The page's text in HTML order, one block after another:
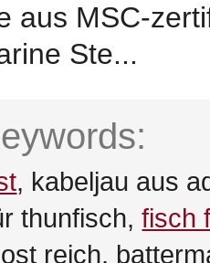
aus MSC-
Ste...
, kabeljau aus
thunfisch,fisch
reich,